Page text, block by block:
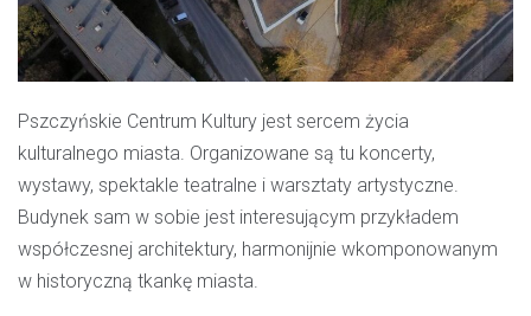
Pszczyńskie Centrum Kultury jest sercem życia
kulturalnego miasta. Organizowane są tu koncerty,
wystawy, spektakle teatralne i warsztaty artystyczne.
Budynek sam w sobie jest interesującym przykładem
współczesnej architektury, harmonijnie wkomponowanym
w historyczną tkankę miasta.